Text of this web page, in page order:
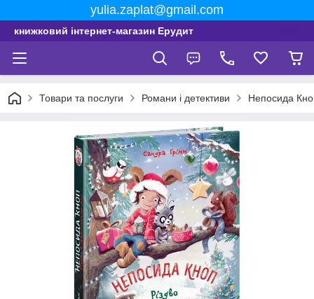
yulia.zaplat@gmail.com
книжковий інтернет-магазин Ерудит
Товари та послуги Романи і детективи Непосида